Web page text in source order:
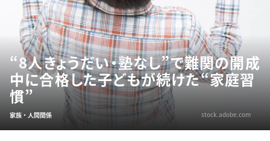
“8人きょうだい・塾なし”で難関の開成
中に合格した子どもが続けた“家庭習
慣”
家族・人間関係 stock.adobe.com